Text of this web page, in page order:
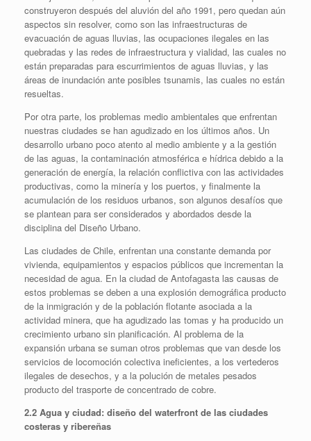
construyeron después del aluvión del año 1991, pero quedan aún
aspectos sin resolver, como son las infraestructuras de
evacuación de aguas lluvias, las ocupaciones ilegales en las
quebradas y las redes de infraestructura y vialidad, las cuales no
están preparadas para escurrimientos de aguas lluvias, y las
áreas de inundación ante posibles tsunamis, las cuales no están
resueltas.
Por otra parte, los problemas medio ambientales que enfrentan
nuestras ciudades se han agudizado en los últimos años. Un
desarrollo urbano poco atento al medio ambiente y a la gestión
de las aguas, la contaminación atmosférica e hídrica debido a la
generación de energía, la relación conflictiva con las actividades
productivas, como la minería y los puertos, y finalmente la
acumulación de los residuos urbanos, son algunos desafíos que
se plantean para ser considerados y abordados desde la
disciplina del Diseño Urbano.
Las ciudades de Chile, enfrentan una constante demanda por
vivienda, equipamientos y espacios públicos que incrementan la
necesidad de agua. En la ciudad de Antofagasta las causas de
estos problemas se deben a una explosión demográfica producto
de la inmigración y de la población flotante asociada a la
actividad minera, que ha agudizado las tomas y ha producido un
crecimiento urbano sin planificación. Al problema de la
expansión urbana se suman otros problemas que van desde los
servicios de locomoción colectiva ineficientes, a los vertederos
ilegales de desechos, y a la polución de metales pesados
producto del trasporte de concentrado de cobre.
2.2 Agua y ciudad: diseño del waterfront de las ciudades
costeras y ribereñas